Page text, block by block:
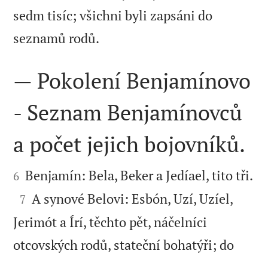
sedm tisíc; všichni byli zapsáni do
seznamů rodů.

— Pokolení Benjamínovo
- Seznam Benjamínovců
a počet jejich bojovníků.

6 Benjamín: Bela, Beker a Jedíael, tito tři.

7 A synové Belovi: Esbón, Uzí, Uzíel,
Jerimót a Írí, těchto pět, náčelníci
otcovských rodů, stateční bohatýři; do